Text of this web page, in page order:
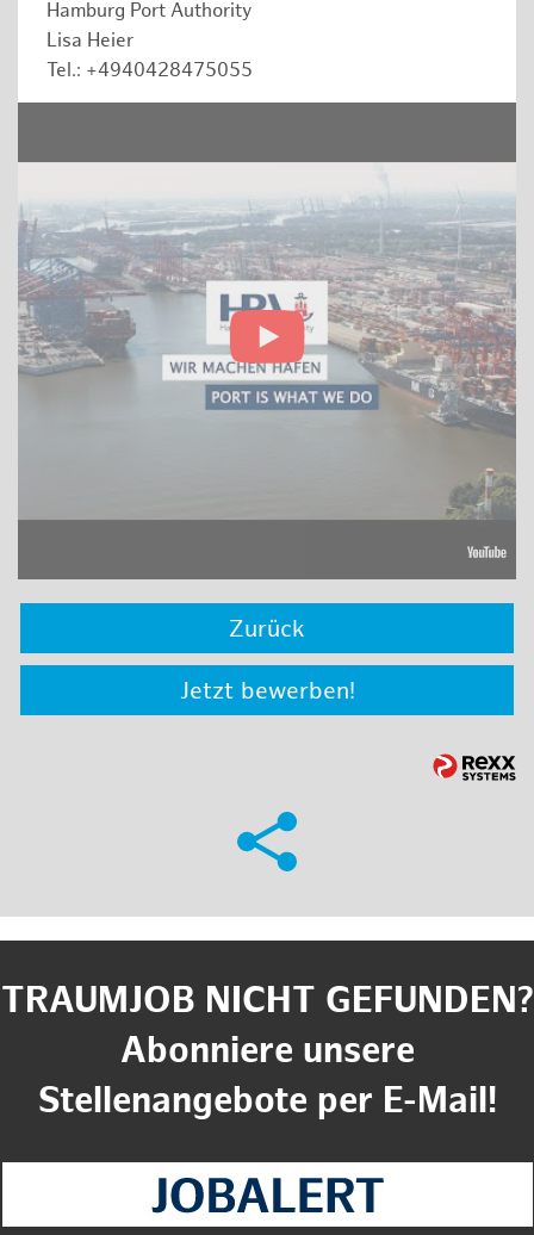
Hamburg Port Authority
Lisa Heier
Tel.: +4940428475055
Zurück
Jetzt bewerben!
TRAUMJOB NICHT GEFUNDEN?
Abonniere unsere
Stellenangebote per E-Mail!